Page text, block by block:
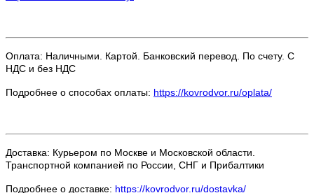
Оплата: Наличными. Картой. Банковский перевод. По счету. С
НДС и без НДС
Подробнее о способах оплаты: https://kovrodvor.ru/oplata/
Доставка: Курьером по Москве и Московской области.
Транспортной компанией по России, СНГ и Прибалтики
Подробнее о доставке: https://kovrodvor.ru/dostavka/